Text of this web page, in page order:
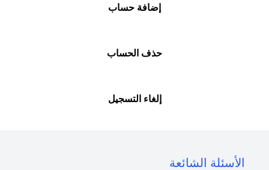
إضافة حساب
حذف الحساب
إلغاء التسجيل
الأسئلة الشائعة